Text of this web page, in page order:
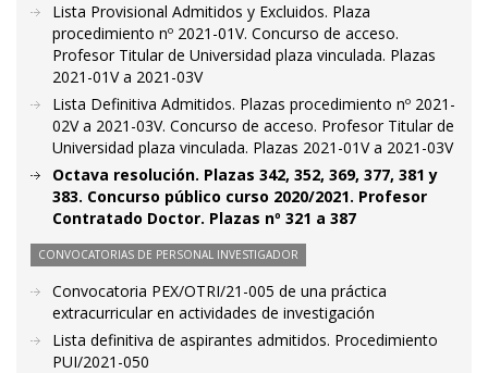
Lista Provisional Admitidos y Excluidos. Plaza
procedimiento nº 2021-01V. Concurso de acceso.
Profesor Titular de Universidad plaza vinculada. Plazas
2021-01V a 2021-03V
Lista Definitiva Admitidos. Plazas procedimiento nº 2021-
02V a 2021-03V. Concurso de acceso. Profesor Titular de
Universidad plaza vinculada. Plazas 2021-01V a 2021-03V
Octava resolución. Plazas 342, 352, 369, 377, 381 y
383. Concurso público curso 2020/2021. Profesor
Contratado Doctor. Plazas nº 321 a 387
CONVOCATORIAS DE PERSONAL INVESTIGADOR
Convocatoria PEX/OTRI/21-005 de una práctica
extracurricular en actividades de investigación
Lista definitiva de aspirantes admitidos. Procedimiento
PUI/2021-050